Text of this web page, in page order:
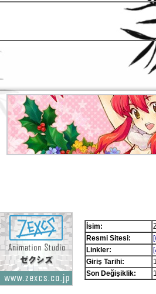
İsim:
Resmi Sitesi:
Linkler:
Giriş Tarihi:
Son Değişiklik: